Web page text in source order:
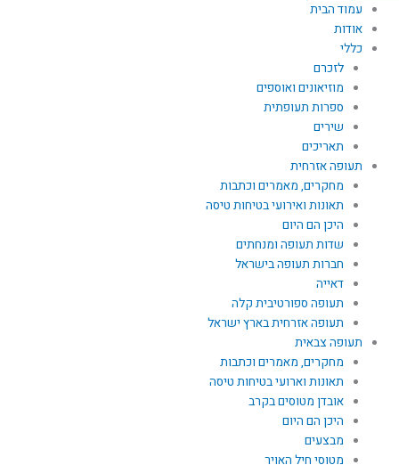
עמוד הבית
אודות
כללי
לזכרם
מוזיאונים ואוספים
ספרות תעופתית
שירים
תאריכים
תעופה אזרחית
מחקרים, מאמרים וכתבות
תאונות ואירועי בטיחות טיסה
היכן הם היום
שדות תעופה ומנחתים
חברות תעופה בישראל
דאייה
תעופה ספורטיבית קלה
תעופה אזרחית בארץ ישראל
תעופה צבאית
מחקרים, מאמרים וכתבות
תאונות וארועי בטיחות טיסה
אובדן מטוסים בקרב
היכן הם היום
מבצעים
מטוסי חיל האויר